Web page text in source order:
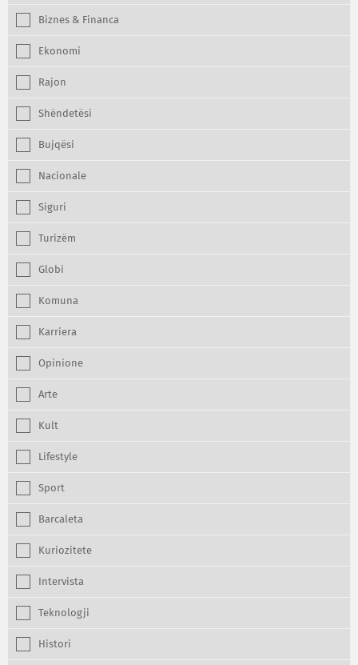
Biznes & Financa
Ekonomi
Rajon
Shëndetësi
Bujqësi
Nacionale
Siguri
Turizëm
Globi
Komuna
Karriera
Opinione
Arte
Kult
Lifestyle
Sport
Barcaleta
Kuriozitete
Intervista
Teknologji
Histori